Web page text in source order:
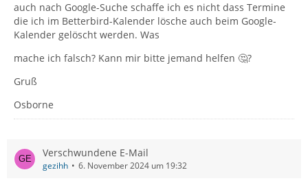
auch nach Google-Suche schaffe ich es nicht dass Termine
die ich im Betterbird-Kalender lösche auch beim Google-
Kalender gelöscht werden. Was
mache ich falsch? Kann mir bitte jemand helfen 🤔?
Gruß
Osborne
Verschwundene E-Mail
gezihh 6. November 2024 um 19:32